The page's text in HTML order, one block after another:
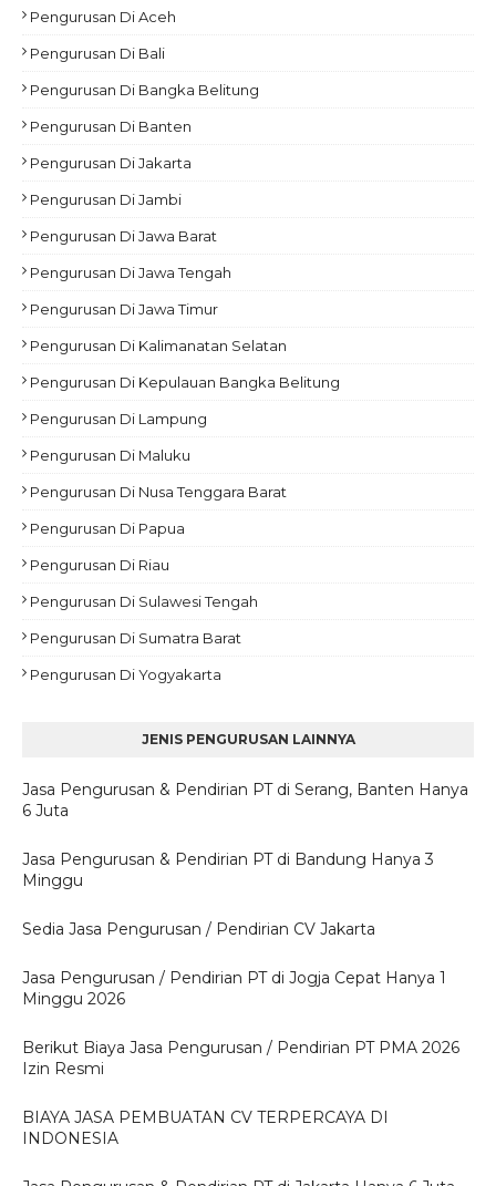
Pengurusan Di Aceh
Pengurusan Di Bali
Pengurusan Di Bangka Belitung
Pengurusan Di Banten
Pengurusan Di Jakarta
Pengurusan Di Jambi
Pengurusan Di Jawa Barat
Pengurusan Di Jawa Tengah
Pengurusan Di Jawa Timur
Pengurusan Di Kalimanatan Selatan
Pengurusan Di Kepulauan Bangka Belitung
Pengurusan Di Lampung
Pengurusan Di Maluku
Pengurusan Di Nusa Tenggara Barat
Pengurusan Di Papua
Pengurusan Di Riau
Pengurusan Di Sulawesi Tengah
Pengurusan Di Sumatra Barat
Pengurusan Di Yogyakarta
JENIS PENGURUSAN LAINNYA
Jasa Pengurusan & Pendirian PT di Serang, Banten Hanya
6 Juta
Jasa Pengurusan & Pendirian PT di Bandung Hanya 3
Minggu
Sedia Jasa Pengurusan / Pendirian CV Jakarta
Jasa Pengurusan / Pendirian PT di Jogja Cepat Hanya 1
Minggu 2026
Berikut Biaya Jasa Pengurusan / Pendirian PT PMA 2026
Izin Resmi
BIAYA JASA PEMBUATAN CV TERPERCAYA DI
INDONESIA